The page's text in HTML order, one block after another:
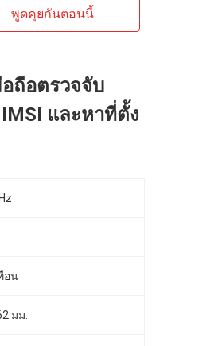
พูดคุยกันตอนนี้
ถือตรวจจับ
และหาที่ตั้ง
อน
มม.